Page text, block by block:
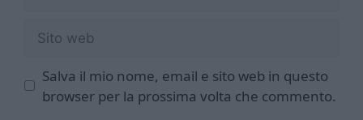
web
Salva il mio nome, email e sito web in questo
browser per la prossima volta che commento.